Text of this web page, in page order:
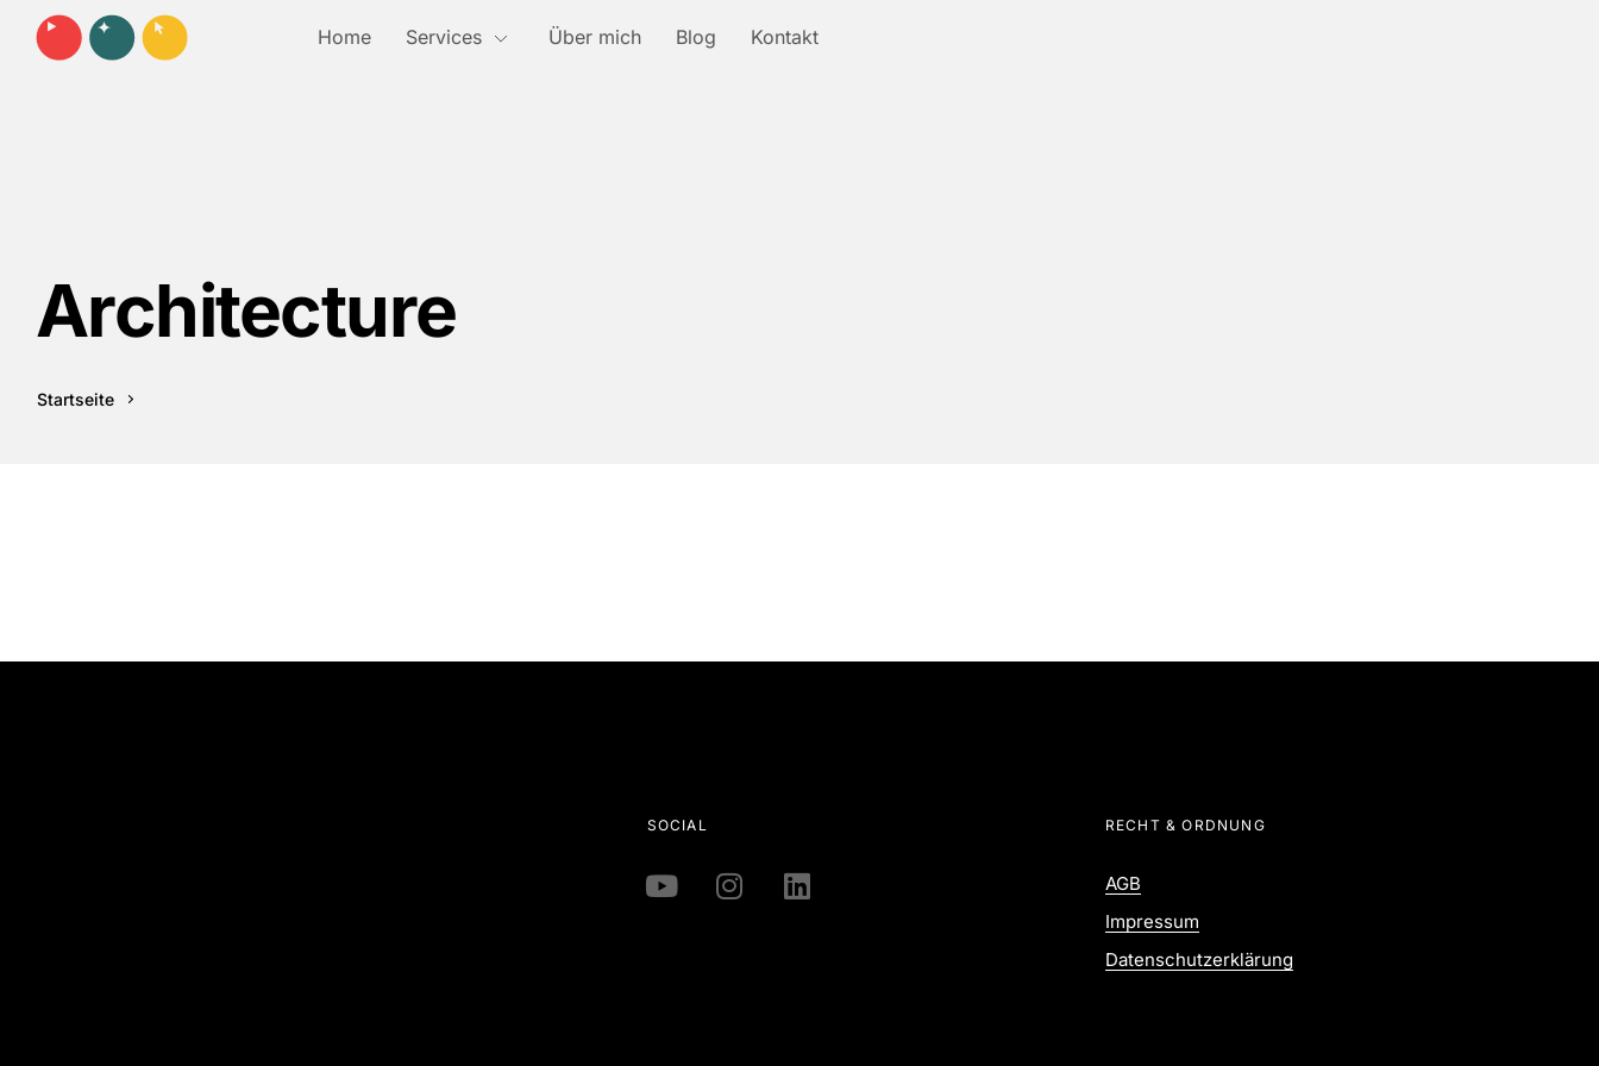
Home Services Über mich Blog Kontakt
Architecture
Startseite
SOCIAL RECHT & ORDNUNG
AGB
Impressum
Datenschutzerklärung